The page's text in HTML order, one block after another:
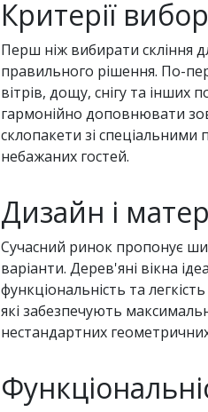
Критерії
Перш ніж вибирати скління
правильного рішення. По-
вітрів, дощу, снігу та
гармонійно доповнювати
склопакети зі спеціальними
небажаних гостей.
Дизайн і
Сучасний ринок пропонує
варіанти. Дерев'яні вікна
функціональність та
які забезпечують
нестандартних